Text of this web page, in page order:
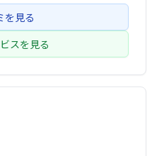
を見る
スを見る